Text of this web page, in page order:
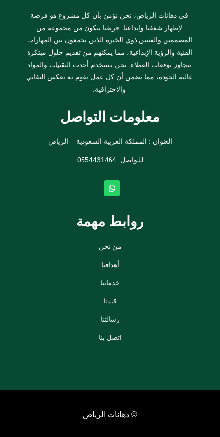
في دهانات الرياض، نحن نؤمن بأن كل مشروع هو فرصة
لإظهار شغفنا وإبداعنا. فريقنا يتكون من مجموعة من
المصممين والفنيين ذوي الخبرة الذين يجمعون بين المهارات
الفنية والرؤية الإبداعية، مما يمكنهم من تقديم حلول مبتكرة
تتجاوز توقعات العملاء. نحن نستخدم أحدث التقنيات والمواد
عالية الجودة، مما يضمن أن كل عمل نقوم به يعكس التفاني
والاحترافية.
معلومات التواصل
العنوان : المملكة العربية السعودية – الرياض
للتواصل: ⁦0554431464
روابط مهمة
من نحن
أهدافنا
خدماتنا
قيمنا
رسالتنا
اتصل بنا
© دهانات الرياض